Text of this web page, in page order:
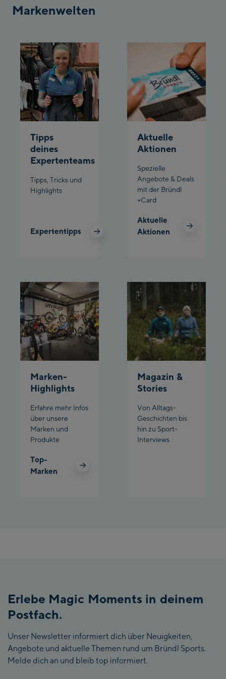
Penkenbahn
/Valley station
Fuegen:
Spieljochbahn
Talstation /Valley
station
Spieljochbahn
Bergstation / Top
Ischgl:
Ischgl Zentrum
Ischgl Outlet
Schladming:
Charly Kahr
Bikeworld Schladming
Markenwelten
Tipps
deines
Expertenteams
Tipps, Tricks und
Highlights
Expertentipps
Aktuelle
Aktionen
Spezielle
Angebote & Deals
mit der Bründl
+Card
Aktuelle
Aktionen
Marken-
Highlights
Erfahre mehr Infos
über unsere
Marken und
Produkte
Top-
Marken
Magazin &
Stories
Von Alltags-
Geschichten bis
hin zu Sport-
Interviews
Erlebe Magic Moments in deinem
Postfach.
Unser Newsletter informiert dich über Neuigkeiten,
Angebote und aktuelle Themen rund um Bründl Sports.
Melde dich an und bleib top informiert.